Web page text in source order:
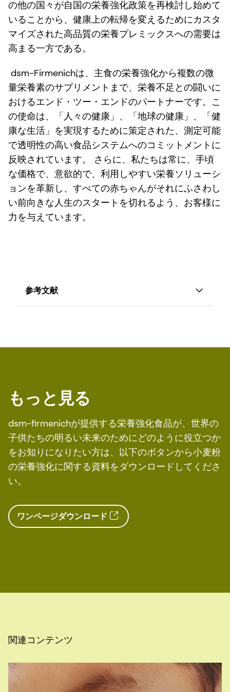
の他の国々が自国の栄養強化政策を再検討し始めて
いることから、健康上の転帰を変えるためにカスタ
マイズされた高品質の栄養プレミックスへの需要は
高まる一方である。
dsm-Firmenichは、主食の栄養強化から複数の微
量栄養素のサプリメントまで、栄養不足との闘いに
おけるエンド・ツー・エンドのパートナーです。こ
の使命は、「人々の健康」、「地球の健康」、「健
康な生活」を実現するために策定された、測定可能
で透明性の高い食品システムへのコミットメントに
反映されています。 さらに、私たちは常に、手頃
な価格で、意欲的で、利用しやすい栄養ソリューシ
ョンを革新し、すべての赤ちゃんがそれにふさわし
い前向きな人生のスタートを切れるよう、お客様に
力を与えています。
参考文献
の脊椎疾患予防のために小麦粉に葉酸を添加
ージをご覧ください。
メリーランド大学メディカルセンター. "ビタミン
B9（葉酸）" 2015年8月5日.
同上、赤ちゃんの脊椎疾患を予防するため、小麦
粉に葉酸を添加。
AccessMorris JK. Et al. Prevention of neural tube
defects in UK: a missed opportunity. Archives of
Disease in Childhood. 2016; 101 (7): 604-607.
December 2020、
November 2020、
4.2e Spina Bifida (Q05.0-Q05.9), last reviewed
25 November 2020、
もっと見る
dsm-firmenichが提供する栄養強化食品が、世界の
子供たちの明るい未来のためにどのように役立つか
をお知りになりたい方は、以下のボタンから小麦粉
の栄養強化に関する資料をダウンロードしてくださ
い。
ワンページダウンロード
関連コンテンツ